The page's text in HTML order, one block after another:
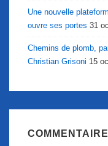
Une nouvelle
ouvre ses portes 31
Chemins de plomb,
Christian Grisoni 15